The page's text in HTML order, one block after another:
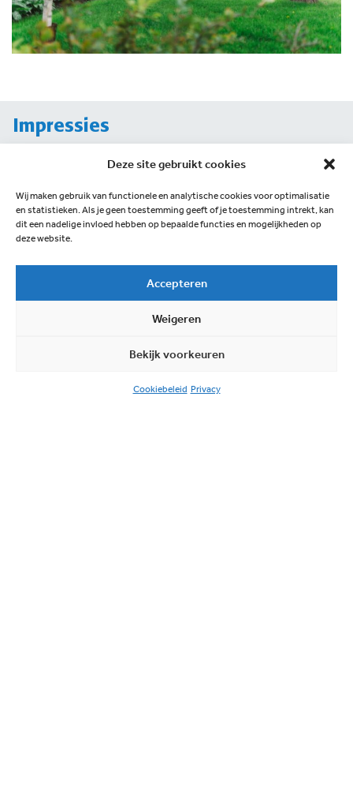
Deze site gebruikt cookies
Wij maken gebruik van functionele en analytische cookies voor optimalisatie
en statistieken. Als je geen toestemming geeft of je toestemming intrekt, kan
dit een nadelige invloed hebben op bepaalde functies en mogelijkheden op
deze website.
Accepteren
Weigeren
Bekijk voorkeuren
Cookiebeleid Privacy
Impressies